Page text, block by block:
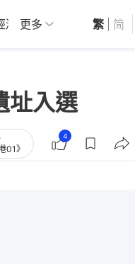
01深圳 觀點
更多 繁 简
入選
01》
4